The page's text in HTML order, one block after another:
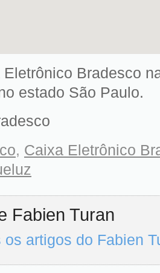
Bradesco
estado São Paulo.
, Caixa Eletrônico
Fabien Turan
os artigos do Fabien